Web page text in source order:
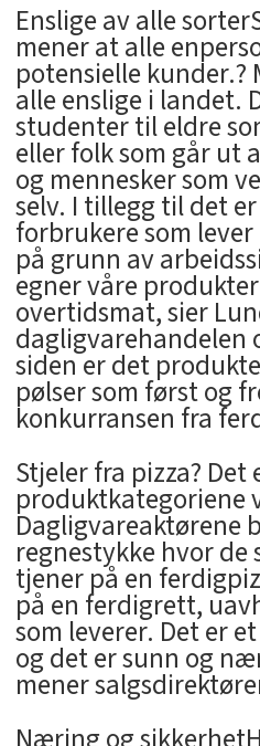
Enslige av alle
mener at alle
potensielle
alle enslige i landet.
studenter til eldre
eller folk som går ut
og mennesker som
selv. I tillegg til det
forbrukere som
på grunn av
egner våre
overtidsmat, sier
dagligvarehandelen
siden er det
pølser som først og
konkurransen fra
Stjeler fra pizza? Det
produktkategoriene
Dagligvareaktørene
regnestykke hvor de
tjener på en
på en ferdigrett,
som leverer. Det er
og det er sunn og
mener